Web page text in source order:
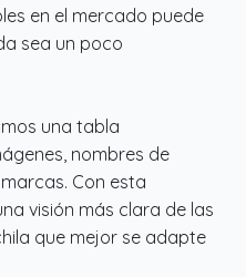
en el mercado puede
sea un poco
una tabla
nombres de
Con esta
visión más clara de las
que mejor se adapte